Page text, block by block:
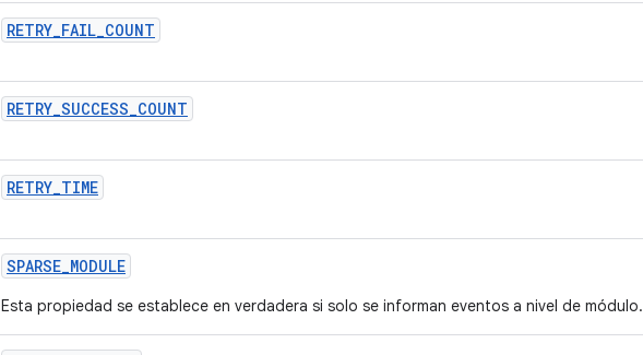
RETRY_FAIL_COUNT
RETRY_SUCCESS_COUNT
RETRY_TIME
SPARSE_MODULE
Esta propiedad se establece en verdadera si solo se informan eventos a nivel de módulo.